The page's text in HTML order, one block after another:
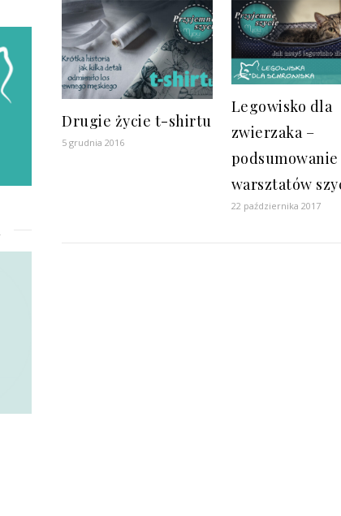
Drugie życie t-shirtu
5 grudnia 2016
Legowisko dla
zwierzaka –
podsumowanie
warsztatów
22 października 2017